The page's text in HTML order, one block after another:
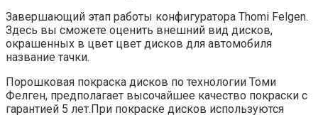
Завершающий этап работы конфигуратора Thomi Felgen.
Здесь вы сможете оценить внешний вид дисков,
окрашенных в цвет цвет дисков для автомобиля
название тачки.
Порошковая покраска дисков по технологии Томи
Фелген, предполагает высочайшее качество покраски с
гарантией 5 лет.При покраске дисков используются